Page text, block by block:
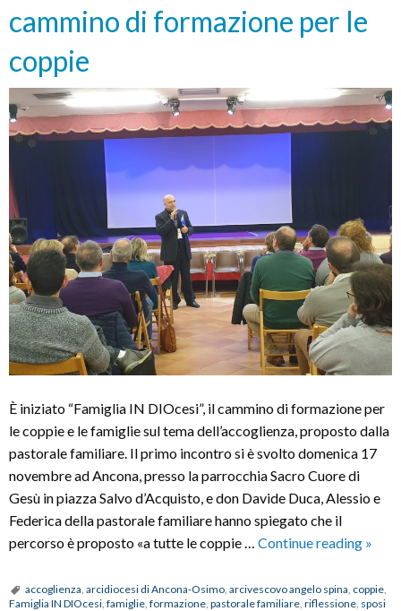
cammino di formazione per le
coppie
È iniziato “Famiglia IN DIOcesi”, il cammino di formazione per
le coppie e le famiglie sul tema dell’accoglienza, proposto dalla
pastorale familiare. Il primo incontro si è svolto domenica 17
novembre ad Ancona, presso la parrocchia Sacro Cuore di
Gesù in piazza Salvo d’Acquisto, e don Davide Duca, Alessio e
Federica della pastorale familiare hanno spiegato che il
percorso è proposto «a tutte le coppie … Continue reading »
accoglienza arcidiocesi di Ancona-Osimo arcivescovo angelo spina coppie
Famiglia IN DIOcesi famiglie formazione pastorale familiare riflessione sposi